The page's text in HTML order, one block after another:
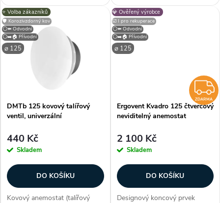
u
k
t
u
k
ů
mm, barva bílá, materiál sádra,
tvar kruhový, odvodní / přívodní
- univerzální, regulace průtoku,
prémiové zpracování,...
(průměr), barva bílá, univerzální
(přívodní i odvodní), odolný
plast , na stěnu / strop,
kruhový, regulace průtoku,...
⌀ 125
⭐️ Volba zákazníků
⚪⬅️ Odvodní
⚪➡️🏠 Přívodní
🛡️ Korozivzdorný kov
DMTb 125 kovový talířový
ventil, univerzální
440 Kč
Skladem
DO KOŠÍKU
Kovový anemostat (talířový
⌀ 125
💎 Ověřený výrobce
⚪⬅️ Odvodní
⚪➡️🏠 Přívodní
☑️ I pro rekuperace
ZDARMA
Ergovent Kvadro 125 čtvercový
neviditelný anemostat
2 100 Kč
Skladem
DO KOŠÍKU
Designový koncový prvek